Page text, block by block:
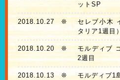
ットSP
2018.10.27 ❊
セレブ小木
タリア1週目
2018.10.20❊
モルディブ
2週目
2018.10.13❊ モルディブ1